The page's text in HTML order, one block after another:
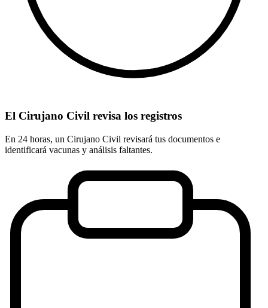
El Cirujano Civil revisa los registros
En 24 horas, un Cirujano Civil revisará tus documentos e
identificará vacunas y análisis faltantes.